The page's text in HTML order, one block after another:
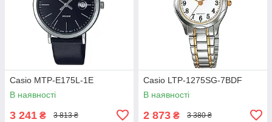
Casio MTP-E175L-1E
В наявності
3 241 ₴ 3 813 ₴
Casio LTP-1275SG-7BDF
В наявності
2 873 ₴ 3 380 ₴